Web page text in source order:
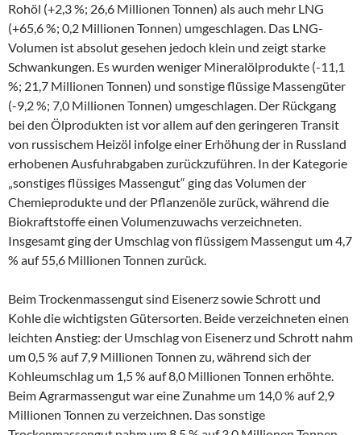
Rohöl (+2,3 %; 26,6 Millionen Tonnen) als auch mehr LNG
(+65,6 %; 0,2 Millionen Tonnen) umgeschlagen. Das LNG-
Volumen ist absolut gesehen jedoch klein und zeigt starke
Schwankungen. Es wurden weniger Mineralölprodukte (-11,1
%; 21,7 Millionen Tonnen) und sonstige flüssige Massengüter
(-9,2 %; 7,0 Millionen Tonnen) umgeschlagen. Der Rückgang
bei den Ölprodukten ist vor allem auf den geringeren Transit
von russischem Heizöl infolge einer Erhöhung der in Russland
erhobenen Ausfuhrabgaben zurückzuführen. In der Kategorie
„sonstiges flüssiges Massengut“ ging das Volumen der
Chemieprodukte und der Pflanzenöle zurück, während die
Biokraftstoffe einen Volumenzuwachs verzeichneten.
Insgesamt ging der Umschlag von flüssigem Massengut um 4,7
% auf 55,6 Millionen Tonnen zurück.
Beim Trockenmassengut sind Eisenerz sowie Schrott und
Kohle die wichtigsten Gütersorten. Beide verzeichneten einen
leichten Anstieg: der Umschlag von Eisenerz und Schrott nahm
um 0,5 % auf 7,9 Millionen Tonnen zu, während sich der
Kohleumschlag um 1,5 % auf 8,0 Millionen Tonnen erhöhte.
Beim Agrarmassengut war eine Zunahme um 14,0 % auf 2,9
Millionen Tonnen zu verzeichnen. Das sonstige